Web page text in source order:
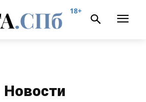
18+
Новости